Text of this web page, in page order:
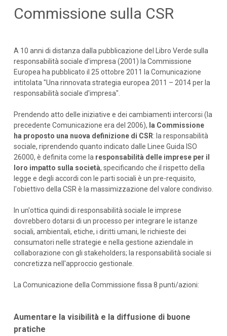
Commissione sulla CSR
A 10 anni di distanza dalla pubblicazione del Libro Verde sulla
responsabilità sociale d'impresa (2001) la Commissione
Europea ha pubblicato il 25 ottobre 2011 la Comunicazione
intitolata "Una rinnovata strategia europea 2011 – 2014 per la
responsabilità sociale d'impresa".
Prendendo atto delle iniziative e dei cambiamenti intercorsi (la
precedente Comunicazione era del 2006), la Commissione
ha proposto una nuova definizione di CSR: la responsabilità
sociale, riprendendo quanto indicato dalle Linee Guida ISO
26000, è definita come la responsabilità delle imprese per il
loro impatto sulla società, specificando che il rispetto della
legge e degli accordi con le parti sociali è un pre-requisito,
l'obiettivo della CSR è la massimizzazione del valore condiviso.
In un'ottica quindi di responsabilità sociale le imprese
dovrebbero dotarsi di un processo per integrare le istanze
sociali, ambientali, etiche, i diritti umani, le richieste dei
consumatori nelle strategie e nella gestione aziendale in
collaborazione con gli stakeholders; la responsabilità sociale si
concretizza nell'approccio gestionale.
La Comunicazione della Commissione fissa 8 punti/azioni:
Aumentare la visibilità e la diffusione di buone
pratiche